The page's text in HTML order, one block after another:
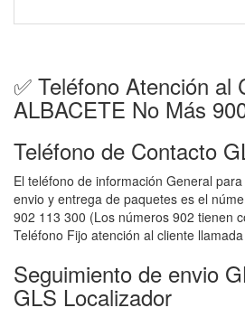
✅ Teléfono Atención al
ALBACETE No Más
Teléfono de Contacto
El teléfono de información General
envio y entrega de paquetes es el
902 113 300 (Los números 902 tienen
Teléfono Fijo atención al cliente
Seguimiento de envio
GLS Localizador